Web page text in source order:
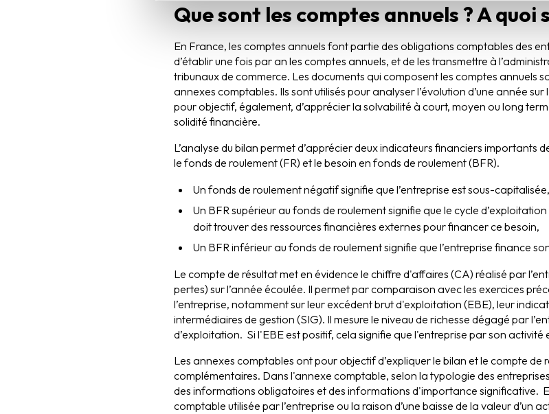
Que sont les comptes annuels ? A quoi
En France, les comptes annuels font partie des obligations comptables des
d’établir une fois par an les comptes annuels, et de les transmettre à
tribunaux de commerce. Les documents qui composent les comptes annuels
annexes comptables. Ils sont utilisés pour analyser l’évolution d’une année sur
pour objectif, également, d’apprécier la solvabilité à court, moyen ou long
solidité financière.
L’analyse du bilan permet d’apprécier deux indicateurs financiers importants
le fonds de roulement (FR) et le besoin en fonds de roulement (BFR).
Un fonds de roulement négatif signifie que l’entreprise est sous-capitalisée,
Un BFR supérieur au fonds de roulement signifie que le cycle
doit trouver des ressources financières externes pour financer ce besoin,
Un BFR inférieur au fonds de roulement signifie que l’entreprise finance
Le compte de résultat met en évidence le chiffre d'affaires (CA) réalisé par
pertes) sur l’année écoulée. Il permet par comparaison avec les exercices
l’entreprise, notamment sur leur excédent brut d'exploitation (EBE), leur
intermédiaires de gestion (SIG). Il mesure le niveau de richesse dégagé par
d’exploitation. Si l'EBE est positif, cela signifie que l'entreprise par son activité
Les annexes comptables ont pour objectif d’expliquer le bilan et le compte
complémentaires. Dans l'annexe comptable, selon la typologie des
des informations obligatoires et des informations d'importance significative.
comptable utilisée par l’entreprise ou la raison d’une baisse de la valeur d’un